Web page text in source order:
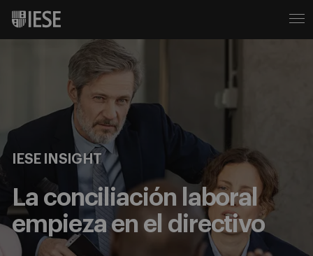
IESE INSIGHT
La conciliación laboral
empieza en el directivo